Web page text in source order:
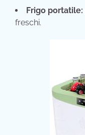
Frigo portatile:
freschi.